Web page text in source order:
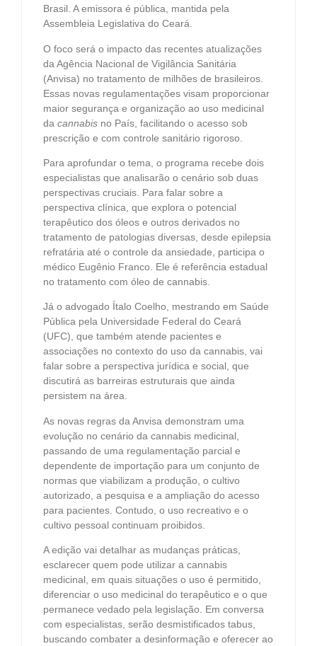
Brasil. A emissora é pública, mantida pela
Assembleia Legislativa do Ceará.
O foco será o impacto das recentes atualizações
da Agência Nacional de Vigilância Sanitária
(Anvisa) no tratamento de milhões de brasileiros.
Essas novas regulamentações visam proporcionar
maior segurança e organização ao uso medicinal
da cannabis no País, facilitando o acesso sob
prescrição e com controle sanitário rigoroso.
Para aprofundar o tema, o programa recebe dois
especialistas que analisarão o cenário sob duas
perspectivas cruciais. Para falar sobre a
perspectiva clínica, que explora o potencial
terapêutico dos óleos e outros derivados no
tratamento de patologias diversas, desde epilepsia
refratária até o controle da ansiedade, participa o
médico Eugênio Franco. Ele é referência estadual
no tratamento com óleo de cannabis.
Já o advogado Ítalo Coelho, mestrando em Saúde
Pública pela Universidade Federal do Ceará
(UFC), que também atende pacientes e
associações no contexto do uso da cannabis, vai
falar sobre a perspectiva jurídica e social, que
discutirá as barreiras estruturais que ainda
persistem na área.
As novas regras da Anvisa demonstram uma
evolução no cenário da cannabis medicinal,
passando de uma regulamentação parcial e
dependente de importação para um conjunto de
normas que viabilizam a produção, o cultivo
autorizado, a pesquisa e a ampliação do acesso
para pacientes. Contudo, o uso recreativo e o
cultivo pessoal continuam proibidos.
A edição vai detalhar as mudanças práticas,
esclarecer quem pode utilizar a cannabis
medicinal, em quais situações o uso é permitido,
diferenciar o uso medicinal do terapêutico e o que
permanece vedado pela legislação. Em conversa
com especialistas, serão desmistificados tabus,
buscando combater a desinformação e oferecer ao